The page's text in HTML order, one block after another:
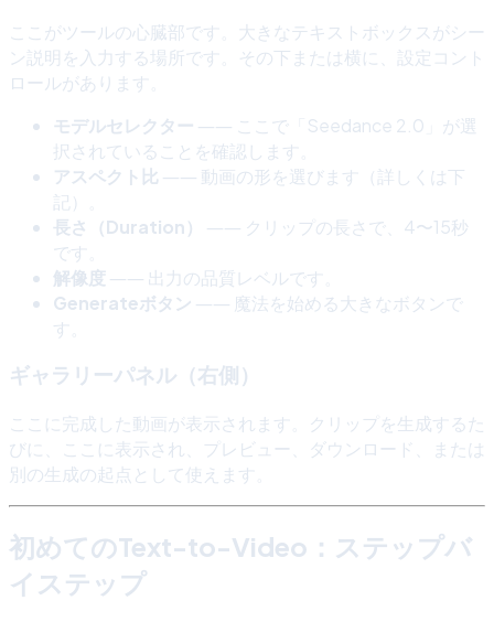
ここがツールの心臓部です。大きなテキストボックスがシー
ン説明を入力する場所です。その下または横に、設定コント
ロールがあります。
モデルセレクター ―― ここで「Seedance 2.0」が選
択されていることを確認します。
アスペクト比 ―― 動画の形を選びます（詳しくは下
記）。
長さ（Duration）
―― クリップの長さで、4〜15秒
です。
解像度―― 出力の品質レベルです。
Generateボタン ―― 魔法を始める大きなボタンで
す。
ギャラリーパネル（右側）
ここに完成した動画が表示されます。クリップを生成するた
びに、ここに表示され、プレビュー、ダウンロード、または
別の生成の起点として使えます。
初めてのText-to-Video：ステップバ
イステップ